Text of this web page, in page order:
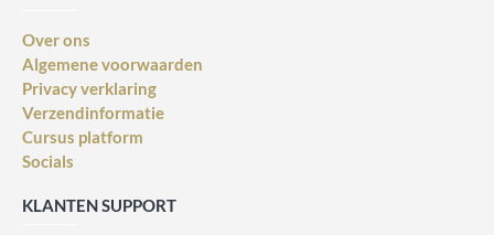
Over ons
Algemene voorwaarden
Privacy verklaring
Verzendinformatie
Cursus platform
Socials
KLANTEN SUPPORT